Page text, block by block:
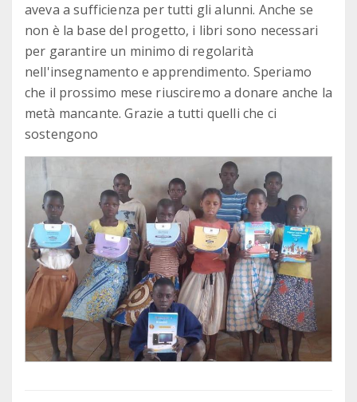
aveva a sufficienza per tutti gli alunni. Anche se
non è la base del progetto, i libri sono necessari
per garantire un minimo di regolarità
nell'insegnamento e apprendimento. Speriamo
che il prossimo mese riusciremo a donare anche la
metà mancante. Grazie a tutti quelli che ci
sostengono